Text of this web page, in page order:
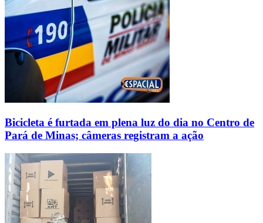
Bicicleta é furtada em plena luz do dia no Centro de
Pará de Minas; câmeras registram a ação